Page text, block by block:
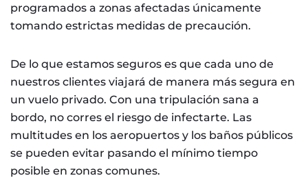
programados a zonas afectadas únicamente
tomando estrictas medidas de precaución.
De lo que estamos seguros es que cada uno de
nuestros clientes viajará de manera más segura en
un vuelo privado. Con una tripulación sana a
bordo, no corres el riesgo de infectarte. Las
multitudes en los aeropuertos y los baños públicos
se pueden evitar pasando el mínimo tiempo
posible en zonas comunes.